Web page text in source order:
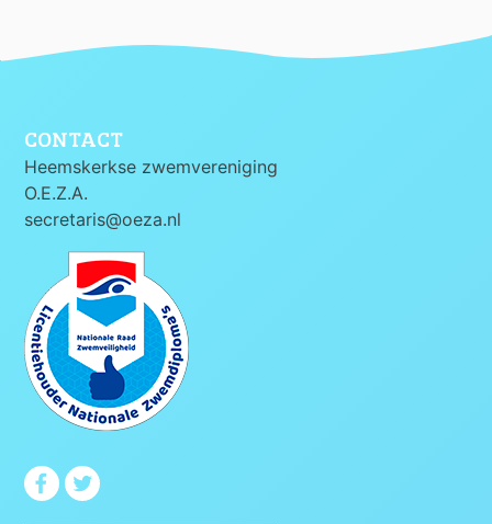
CONTACT
Heemskerkse zwemvereniging
O.E.Z.A.
secretaris@oeza.nl